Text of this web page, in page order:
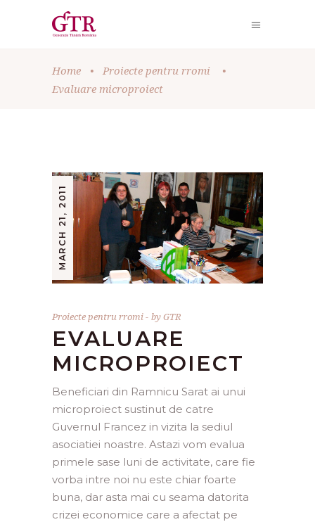
Home • Proiecte pentru rromi
•
Evaluare microproiect
MARCH 21, 2011
Proiecte pentru rromi byGTR
EVALUARE
MICROPROIECT
Beneficiari din Ramnicu Sarat ai unui
microproiect sustinut de catre
Guvernul Francez in vizita la sediul
asociatiei noastre. Astazi vom evalua
primele sase luni de activitate, care fie
vorba intre noi nu este chiar foarte
buna, dar asta mai cu seama datorita
crizei economice care a afectat pe